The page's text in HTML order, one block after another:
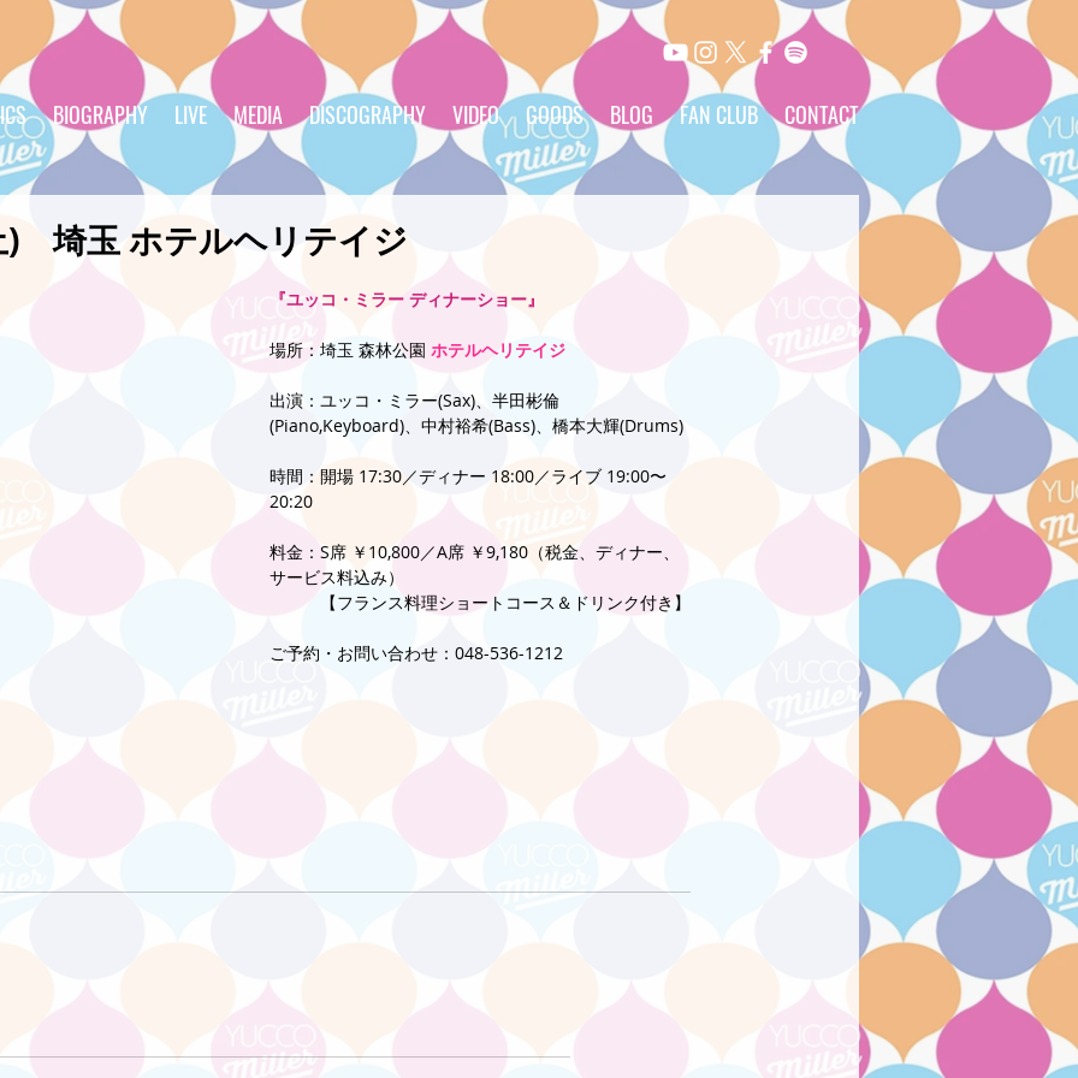
BIOGRAPHY LIVE MEDIA DISCOGRAPHY VIDEO GOODS BLOG FAN CLUB CONTACT
埼玉 ホテルヘリテイジ
『ユッコ・ミラー ディナーショー』
場所：埼玉 森林公園 ホテルヘリテイジ
出演：ユッコ・ミラー(Sax)、半田彬倫
(Piano,Keyboard)、中村裕希(Bass)、橋本大輝(Drums)
時間：開場 17:30／ディナー 18:00／ライブ 19:00〜
20:20
料金：S席 ￥10,800／A席 ￥9,180（税金、ディナー、
サービス料込み）
【フランス料理ショートコース＆ドリンク付き】
ご予約・お問い合わせ：048-536-1212